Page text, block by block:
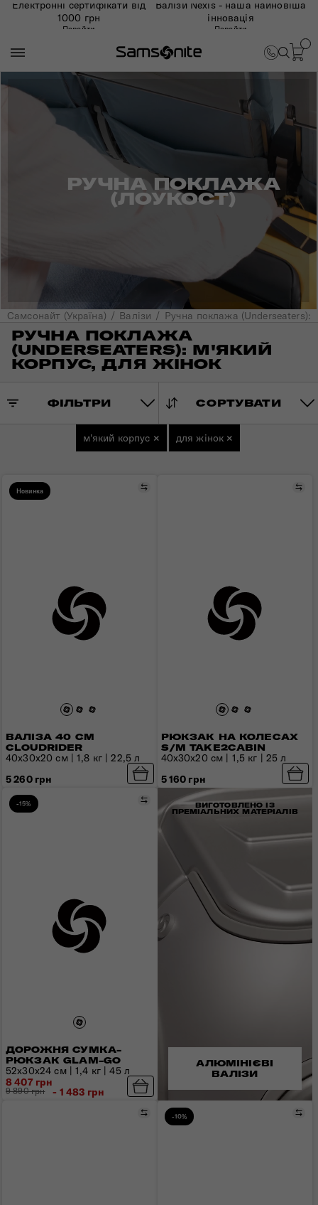
Електронні сертифікати від
1000 грн
Перейти
Валізи Nexis - наша найновіша
інновація
Перейти
РУЧНА ПОКЛАЖА
(ЛОУКОСТ)
Самсонайт (Україна) Валізи Ручна поклажа (Underseaters):
РУЧНА ПОКЛАЖА
(UNDERSEATERS): М'ЯКИЙ
КОРПУС, ДЛЯ ЖІНОК
ФІЛЬТРИ СОРТУВАТИ
м'який корпус × для жінок ×
Новинка
ВАЛІЗА 40 СМ
CLOUDRIDER
Порівняти
40x30x20 см | 1,8 кг | 22,5 л
5 260 грн
РЮКЗАК НА КОЛЕСАХ
S/M TAKE2CABIN
40x30x20 см | 1,5 кг | 25 л
5 160 грн
-15%
ДОРОЖНЯ СУМКА-
РЮКЗАК GLAM-GO
Порівняти
52x30x24 см | 1,4 кг | 45 л
8 407 грн
9 890 грн - 1 483 грн
Порівняти
-10%
ВИГОТОВЛЕНО ІЗ
ПРЕМІАЛЬНИХ МАТЕРІАЛІВ
АЛЮМІНІЄВІ
ВАЛІЗИ